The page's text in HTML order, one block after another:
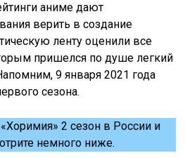
аниме дают
верить в создание
ленту оценили все
пришелся по душе легкий
9 января 2021 года
сезона.
2 сезон в России и
немного ниже.